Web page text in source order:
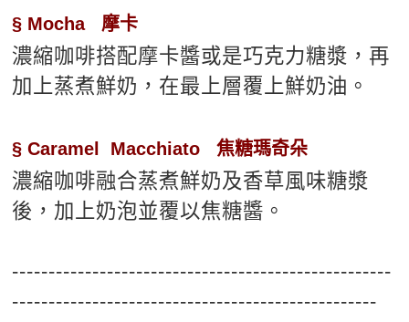
§ Mocha 摩卡
濃縮咖啡搭配摩卡醬或是巧克力糖漿，再
加上蒸煮鮮奶，在最上層覆上鮮奶油。
§ Caramel Macchiato 焦糖瑪奇朵
濃縮咖啡融合蒸煮鮮奶及香草風味糖漿
後，加上奶泡並覆以焦糖醬。
----------------------------------------------------
--------------------------------------------------